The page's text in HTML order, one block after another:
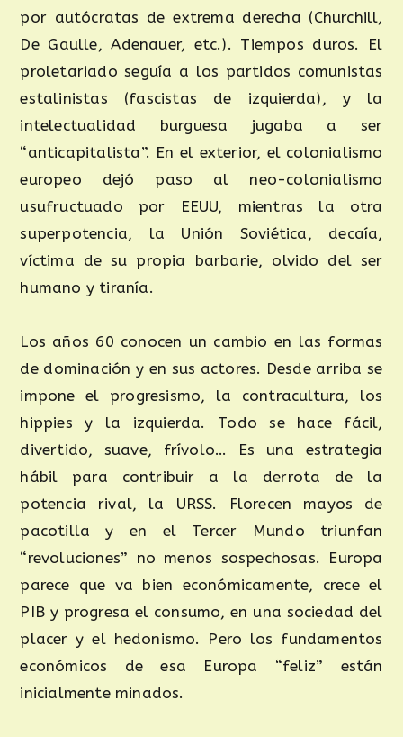
por autócratas de extrema derecha (Churchill,
De Gaulle, Adenauer, etc.). Tiempos duros. El
proletariado seguía a los partidos comunistas
estalinistas (fascistas de izquierda), y la
intelectualidad burguesa jugaba a ser
“anticapitalista”. En el exterior, el colonialismo
europeo dejó paso al neo-colonialismo
usufructuado por EEUU, mientras la otra
superpotencia, la Unión Soviética, decaía,
víctima de su propia barbarie, olvido del ser
humano y tiranía.
Los años 60 conocen un cambio en las formas
de dominación y en sus actores. Desde arriba se
impone el progresismo, la contracultura, los
hippies y la izquierda. Todo se hace fácil,
divertido, suave, frívolo… Es una estrategia
hábil para contribuir a la derrota de la
potencia rival, la URSS. Florecen mayos de
pacotilla y en el Tercer Mundo triunfan
“revoluciones” no menos sospechosas. Europa
parece que va bien económicamente, crece el
PIB y progresa el consumo, en una sociedad del
placer y el hedonismo. Pero los fundamentos
económicos de esa Europa “feliz” están
inicialmente minados.